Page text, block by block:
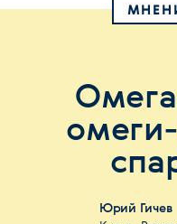
Юрий Гичев